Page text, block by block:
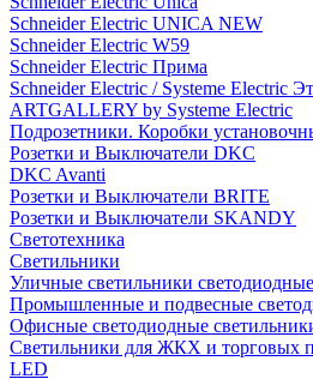
Schneider Electric UNICA NEW
Schneider Electric W59
Schneider Electric Прима
Schneider Electric / Systeme Electric
ARTGALLERY by Systeme Electric
Подрозетники. Коробки
Розетки и Выключатели DKC
DKC Avanti
Розетки и Выключатели BRITE
Розетки и Выключатели SKANDY
Светотехника
Светильники
Уличные светильники
Промышленные и подвесные
Офисные светодиодные
Светильники для ЖКХ и торговых
LED